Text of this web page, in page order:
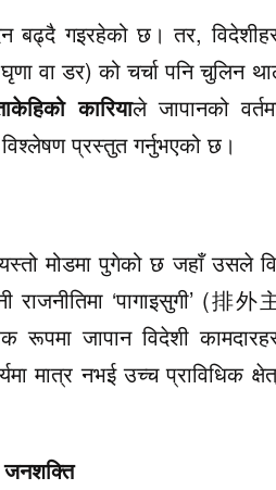
बढ्दै गइरहेको छ। तर,
घृणा वा डर) को चर्चा पनि चुलिन
कारियाले जापानको
विश्लेषण प्रस्तुत गर्नुभएको छ।
मोडमा पुगेको छ जहाँ उसले
राजनीतिमा ‘पागाइसुगी’ (排
रूपमा जापान विदेशी
मात्र नभई उच्च प्राविधिक
जनशक्ति